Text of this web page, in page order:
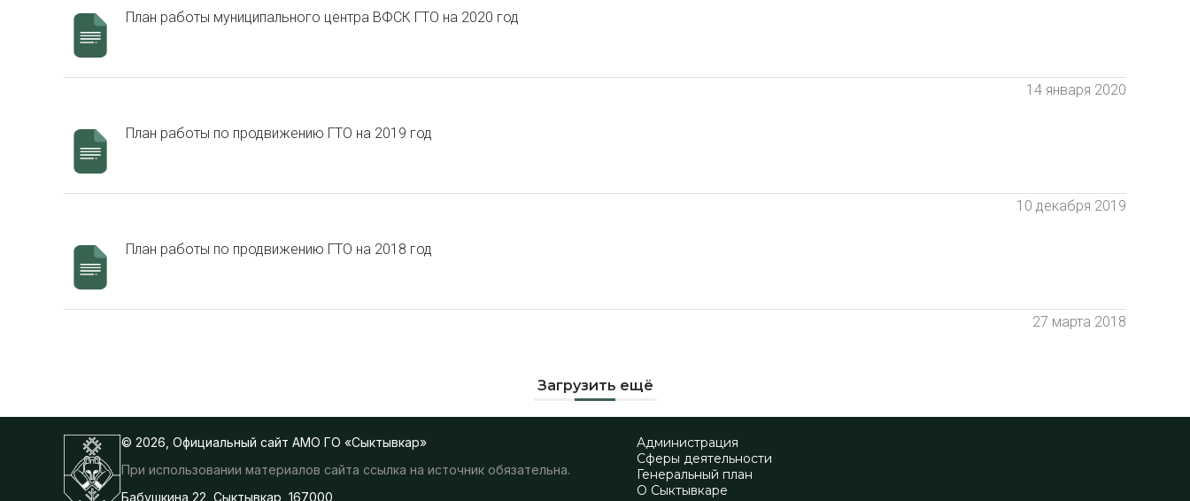
План работы муниципального центра ВФСК ГТО на 2020 год
14 января 2020
План работы по продвижению ГТО на 2019 год
10 декабря 2019
План работы по продвижению ГТО на 2018 год
27 марта 2018
Загрузить ещё
© 2026, Официальный сайт АМО ГО «Сыктывкар»
При использовании материалов сайта ссылка на источник обязательна.
Бабушкина 22, Сыктывкар, 167000
Администрация
Сферы деятельности
Генеральный план
О Сыктывкаре